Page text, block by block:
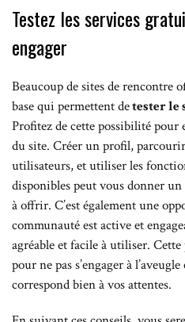
Testez les services
engager
Beaucoup de sites de rencontre
base qui permettent detester le
Profitez de cette possibilité pour
du site. Créer un profil,
utilisateurs, et utiliser les
disponibles peut vous donner un
à offrir. C’est également une
communauté est active et
agréable et facile à utiliser. Cette
pour ne pas s’engager à
correspond bien à vos attentes.